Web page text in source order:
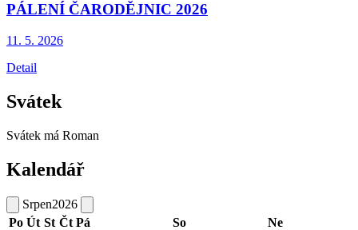
PÁLENÍ ČARODĚJNIC 2026
11. 5. 2026
Detail
Svátek
Svátek má Roman
Kalendář
Srpen2026
Po Út St Čt Pá So
Ne